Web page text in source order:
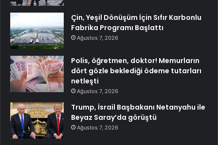
Çin, Yeşil Dönüşüm İçin Sıfır Karbonlu
Fabrika Programı Başlattı
Ağustos 7, 2026
Polis, öğretmen, doktor! Memurların
dört gözle beklediği ödeme tutarları
netleşti
Ağustos 7, 2026
Trump, İsrail Başbakanı Netanyahu ile
Beyaz Saray’da görüştü
Ağustos 7, 2026